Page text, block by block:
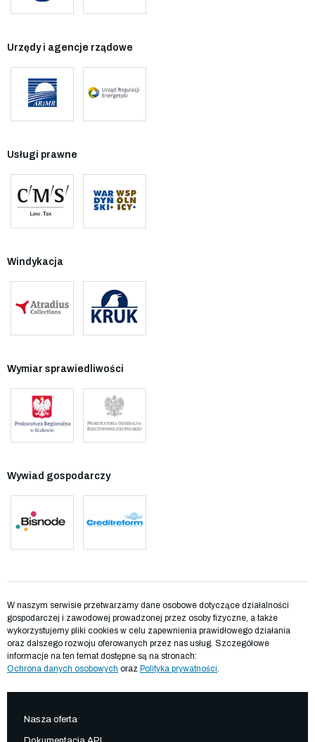
Urzędy i agencje rządowe
Usługi prawne
Windykacja
Wymiar sprawiedliwości
Wywiad gospodarczy
W naszym serwisie przetwarzamy dane osobowe dotyczące działalności
gospodarczej i zawodowej prowadzonej przez osoby fizyczne, a także
wykorzystujemy pliki cookies w celu zapewnienia prawidłowego działania
oraz dalszego rozwoju oferowanych przez nas usług. Szczegółowe
informacje na ten temat dostępne są na stronach:
Ochrona danych osobowych oraz Polityka prywatności.
Nasza oferta